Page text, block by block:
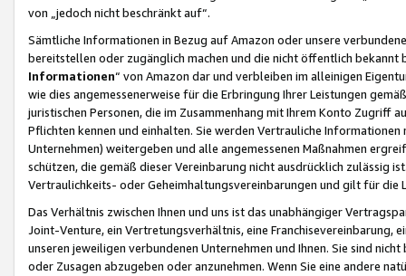
von „jedoch nicht beschränkt auf“.
Sämtliche Informationen in Bezug auf Amazon oder unsere
bereitstellen oder zugänglich machen und die nicht öffentlich
Informationen“ von Amazon dar und verbleiben im alleinigen
wie dies angemessenerweise für die Erbringung Ihrer Leistungen
juristischen Personen, die im Zusammenhang mit Ihrem Konto
Pflichten kennen und einhalten. Sie werden Vertrauliche
Unternehmen) weitergeben und alle angemessenen Maßnahmen
schützen, die gemäß dieser Vereinbarung nicht ausdrücklich zulässig
Vertraulichkeits- oder Geheimhaltungsvereinbarungen und gilt für die
Das Verhältnis zwischen Ihnen und uns ist das unabhängiger
Joint-Venture, ein Vertretungsverhältnis, eine Franchisevereinbarung,
unseren jeweiligen verbundenen Unternehmen und Ihnen. Sie sind
oder Zusagen abzugeben oder anzunehmen. Wenn Sie eine andere